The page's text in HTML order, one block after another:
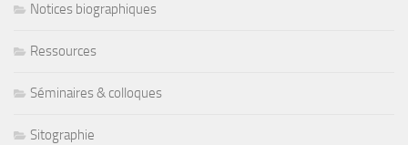
Notices biographiques
Ressources
Séminaires & colloques
Sitographie